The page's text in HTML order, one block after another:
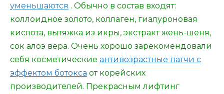
уменьшаются . Обычно в состав входят:
коллоидное золото, коллаген, гиалуроновая
кислота, вытяжка из икры, экстракт жень-шеня,
сок алоэ вера. Очень хорошо зарекомендовали
себя косметические антивозрастные патчи с
эффектом ботокса от корейских
производителей. Прекрасным лифтинг